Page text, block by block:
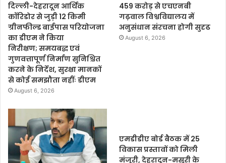
दिल्ली-देहरादून आर्थिक
कॉरिडोर से जुड़ी 12 किमी
ग्रीनफील्ड बाईपास परियोजना
का डीएम ने किया
निरीक्षण; समयबद्ध एवं
गुणवत्तापूर्ण निर्माण सुनिश्चित
करने के निर्देश, सुरक्षा मानकों
से कोई समझौता नहींः डीएम
August 6, 2026
459 करोड़ से एचएनबी
गढ़वाल विश्वविद्यालय में
अनुसंधान संरचना होगी सुदृढ
August 6, 2026
एमडीडीए बोर्ड बैठक में 25
विकास प्रस्तावों को मिली
मंजूरी, देहरादून-मसूरी के